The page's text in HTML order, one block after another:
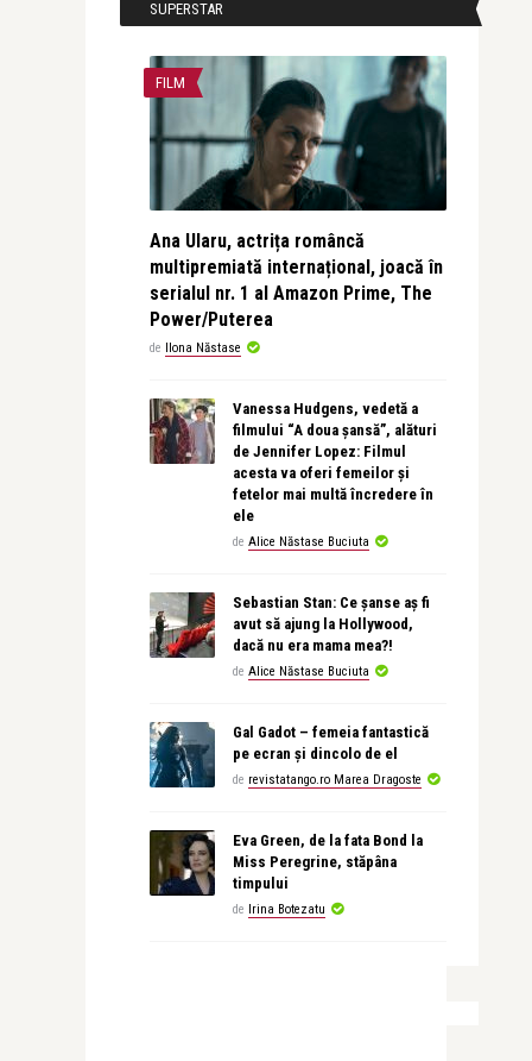
SUPERSTAR
FILM
Ana Ularu, actrița româncă
multipremiată internațional, joacă în
serialul nr. 1 al Amazon Prime, The
Power/Puterea
de Ilona Năstase
Vanessa Hudgens, vedetă a
filmului “A doua șansă”, alături
de Jennifer Lopez: Filmul
acesta va oferi femeilor și
fetelor mai multă încredere în
ele
de Alice Năstase Buciuta
Sebastian Stan: Ce șanse aș fi
avut să ajung la Hollywood,
dacă nu era mama mea?!
de Alice Năstase Buciuta
Gal Gadot – femeia fantastică
pe ecran și dincolo de el
de revistatango.ro Marea Dragoste
Eva Green, de la fata Bond la
Miss Peregrine, stăpâna
timpului
de Irina Botezatu